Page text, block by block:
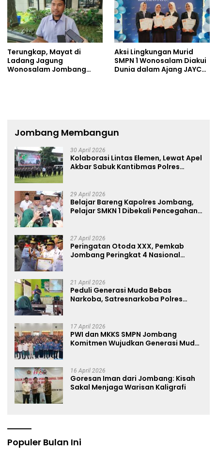
Terungkap, Mayat di
Ladang Jagung
Wonosalam Jombang
Aksi Lingkungan Murid
SMPN 1 Wonosalam Diakui
Dunia dalam Ajang JAYCA
Jombang Membangun
30 April 2026
Kolaborasi Lintas Elemen, Lewat Apel
Akbar Sabuk Kantibmas Polres
29 April 2026
Belajar Bareng Kapolres Jombang,
Pelajar SMKN 1 Dibekali Pencegahan
27 April 2026
Peringatan Otoda XXX, Pemkab
Jombang Peringkat 4 Nasional
21 April 2026
Peduli Generasi Muda Bebas
Narkoba, Satresnarkoba Polres
17 April 2026
PWI dan MKKS SMPN Jombang
Komitmen Wujudkan Generasi Muda
16 April 2026
Goresan Iman dari Jombang: Kisah
Sakal Menjaga Warisan Kaligrafi
Populer Bulan Ini